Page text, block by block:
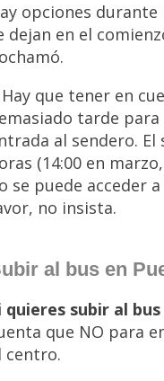
opciones
dejan en el
que tener en
tarde
al sendero. El
(14:00 en
se puede acceder
no insista.
al bus en
quieres subir al
que NO para
centro.